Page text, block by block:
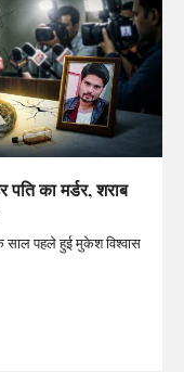
का मर्डर, शराब
पहले हुई मुकेश विश्वास